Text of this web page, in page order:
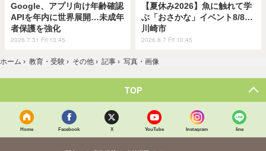
Google、アプリ向け年齢確認
APIを年内に世界展開…未成年
者保護を強化
2026.7.31 Fri 13:45
【夏休み2026】魚に触れて学
ぶ「おさかな」イベント8/8…
川崎市
2026.8.7 Fri 10:45
ホーム › 教育・受験 › その他 › 記事 › 写真・画像
TOP
Home Facebook X YouTube Instagram line